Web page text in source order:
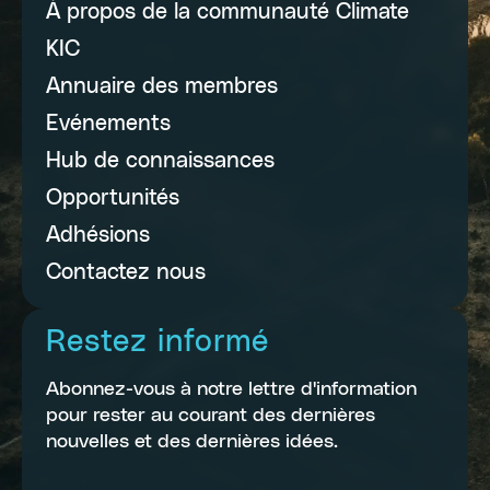
À propos de la communauté Climate
KIC
Annuaire des membres
Evénements
Hub de connaissances
Opportunités
Adhésions
Contactez nous
Restez informé
Abonnez-vous à notre lettre d'information
pour rester au courant des dernières
nouvelles et des dernières idées.